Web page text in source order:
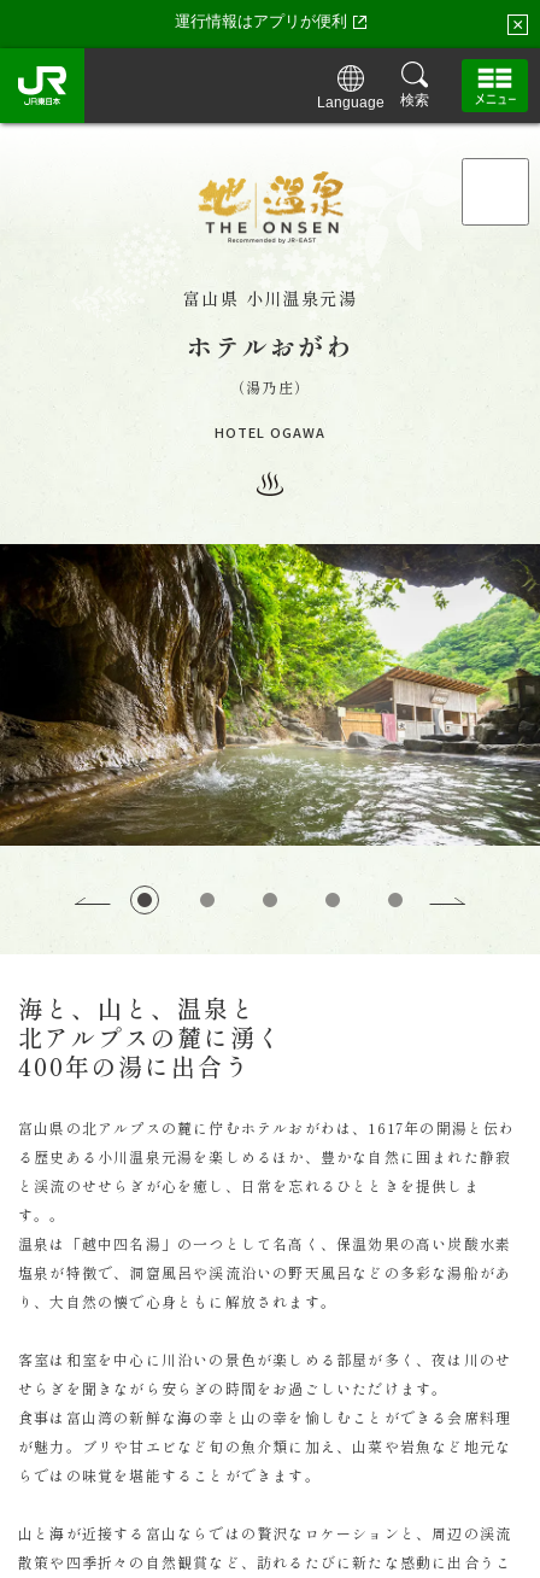
運行情報はアプリが便利 ×
Language 検索
「地・温泉」が特別な理由
「地・温泉」の湯守たち・お宿一覧
富山県 小川温泉元湯
ホテルおがわ
（湯乃庄）
HOTEL OGAWA
海と、山と、温泉と
北アルプスの麓に湧く
400年の湯に出合う
富山県の北アルプスの麓に佇むホテルおがわは、1617年の開湯と伝わ
る歴史ある小川温泉元湯を楽しめるほか、豊かな自然に囲まれた静寂
と渓流のせせらぎが心を癒し、日常を忘れるひとときを提供しま
す。。
温泉は「越中四名湯」の一つとして名高く、保温効果の高い炭酸水素
塩泉が特徴で、洞窟風呂や渓流沿いの野天風呂などの多彩な湯船があ
り、大自然の懐で心身ともに解放されます。
客室は和室を中心に川沿いの景色が楽しめる部屋が多く、夜は川のせ
せらぎを聞きながら安らぎの時間をお過ごしいただけます。
食事は富山湾の新鮮な海の幸と山の幸を愉しむことができる会席料理
が魅力。ブリや甘エビなど旬の魚介類に加え、山菜や岩魚など地元な
らではの味覚を堪能することができます。
山と海が近接する富山ならではの贅沢なロケーションと、周辺の渓流
散策や四季折々の自然観賞など、訪れるたびに新たな感動に出合うこ